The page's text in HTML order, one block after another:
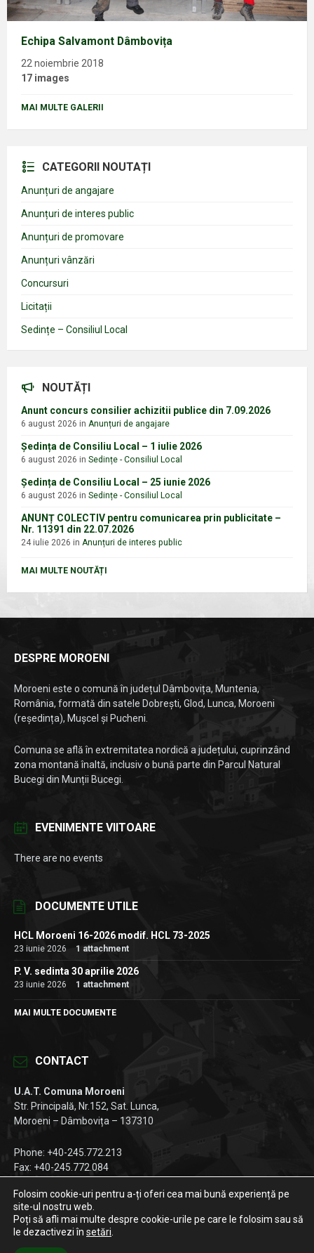
Echipa Salvamont Dâmbovița
22 noiembrie 2018
17 images
MAI MULTE GALERII
CATEGORII NOUTAȚI
Anunțuri de angajare
Anunțuri de interes public
Anunțuri de promovare
Anunțuri vânzări
Concursuri
Licitații
Sedințe – Consiliul Local
NOUTĂȚI
Anunt concurs consilier achizitii publice din 7.09.2026
6 august 2026 in Anunțuri de angajare
Ședința de Consiliu Local – 1 iulie 2026
6 august 2026 in Sedințe - Consiliul Local
Ședința de Consiliu Local – 25 iunie 2026
6 august 2026 in Sedințe - Consiliul Local
ANUNȚ COLECTIV pentru comunicarea prin publicitate –
Nr. 11391 din 22.07.2026
24 iulie 2026 in Anunțuri de interes public
MAI MULTE NOUTĂȚI
DESPRE MOROENI
Moroeni este o comună în județul Dâmbovița, Muntenia,
România, formată din satele Dobrești, Glod, Lunca, Moroeni
(reședința), Mușcel și Pucheni.
Comuna se află în extremitatea nordică a județului, cuprinzând
zona montană înaltă, inclusiv o bună parte din Parcul Natural
Bucegi din Munții Bucegi.
EVENIMENTE VIITOARE
There are no events
DOCUMENTE UTILE
HCL Moroeni 16-2026 modif. HCL 73-2025
23 iunie 2026 1 attachment
P. V. sedinta 30 aprilie 2026
23 iunie 2026 1 attachment
MAI MULTE DOCUMENTE
CONTACT
U.A.T. Comuna Moroeni
Str. Principală, Nr.152, Sat. Lunca,
Moroeni – Dâmbovița – 137310
Phone: +40-245.772.213
Fax: +40-245.772.084
FacebookInstagramLinkedIn
Folosim cookie-uri pentru a-ți oferi cea mai bună experiență pe
site-ul nostru web.
Poți să afli mai multe despre cookie-urile pe care le folosim sau să
le dezactivezi în setări